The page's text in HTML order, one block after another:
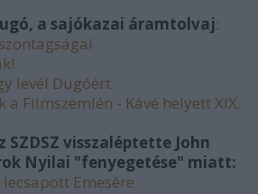
a sajókazai áramtolvaj:
levél Dugóért
a Filmszemlén - Kávé helyett XIX.
SZDSZ visszaléptette John
Nyilai "fenyegetése" miatt:
Emesére